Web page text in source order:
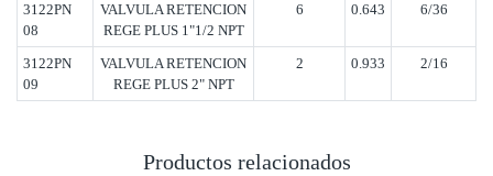
3122PN
08
VALVULA RETENCION
REGE PLUS 1"1/2 NPT
6 0.643 6/36
3122PN
09
VALVULA RETENCION
REGE PLUS 2" NPT
2 0.933 2/16
Productos relacionados